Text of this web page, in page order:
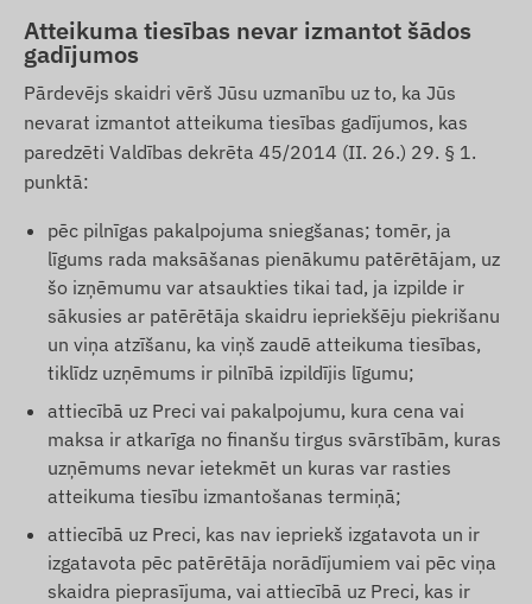
Atteikuma tiesības nevar izmantot šādos
gadījumos
Pārdevējs skaidri vērš Jūsu uzmanību uz to, ka Jūs
nevarat izmantot atteikuma tiesības gadījumos, kas
paredzēti Valdības dekrēta 45/2014 (II. 26.) 29. § 1.
punktā:
pēc pilnīgas pakalpojuma sniegšanas; tomēr, ja
līgums rada maksāšanas pienākumu patērētājam, uz
šo izņēmumu var atsaukties tikai tad, ja izpilde ir
sākusies ar patērētāja skaidru iepriekšēju piekrišanu
un viņa atzīšanu, ka viņš zaudē atteikuma tiesības,
tiklīdz uzņēmums ir pilnībā izpildījis līgumu;
attiecībā uz Preci vai pakalpojumu, kura cena vai
maksa ir atkarīga no finanšu tirgus svārstībām, kuras
uzņēmums nevar ietekmēt un kuras var rasties
atteikuma tiesību izmantošanas termiņā;
attiecībā uz Preci, kas nav iepriekš izgatavota un ir
izgatavota pēc patērētāja norādījumiem vai pēc viņa
skaidra pieprasījuma, vai attiecībā uz Preci, kas ir